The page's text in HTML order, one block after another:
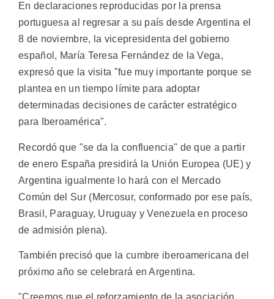
En declaraciones reproducidas por la prensa
portuguesa al regresar a su país desde Argentina el
8 de noviembre, la vicepresidenta del gobierno
español, María Teresa Fernández de la Vega,
expresó que la visita "fue muy importante porque se
plantea en un tiempo límite para adoptar
determinadas decisiones de carácter estratégico
para Iberoamérica".
Recordó que "se da la confluencia" de que a partir
de enero España presidirá la Unión Europea (UE) y
Argentina igualmente lo hará con el Mercado
Común del Sur (Mercosur, conformado por ese país,
Brasil, Paraguay, Uruguay y Venezuela en proceso
de admisión plena).
También precisó que la cumbre iberoamericana del
próximo año se celebrará en Argentina.